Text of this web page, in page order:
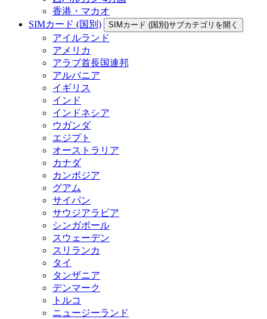
香港・マカオ
SIMカード (国別)
SIMカード (国別)サブカテゴリを開く
アイルランド
アメリカ
アラブ首長国連邦
アルバニア
イギリス
インド
インドネシア
ウガンダ
エジプト
オーストラリア
カナダ
カンボジア
グアム
サイパン
サウジアラビア
シンガポール
スウェーデン
スリランカ
タイ
タンザニア
デンマーク
トルコ
ニュージーランド